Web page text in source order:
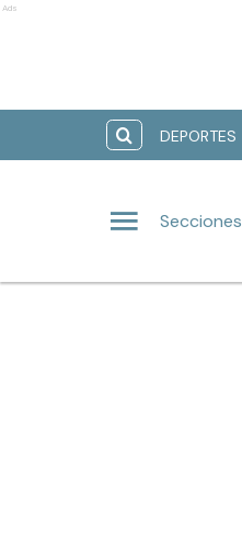
Ads
DEPORTES
Secciones